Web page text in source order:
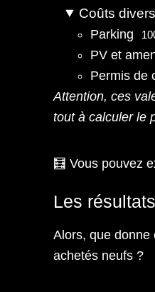
Coûts divers
Parking
PV et
Permis de
Attention, ces
tout à calculer le
🧮 Vous pouvez
Les résultats
Alors, que donne
achetés neufs ?